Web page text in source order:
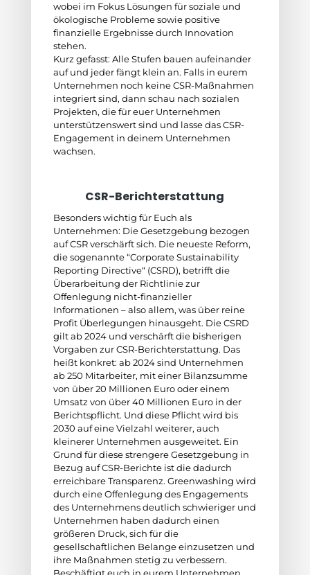
wobei im Fokus Lösungen für soziale und
ökologische Probleme sowie positive
finanzielle Ergebnisse durch Innovation
stehen.
Kurz gefasst: Alle Stufen bauen aufeinander
auf und jeder fängt klein an. Falls in eurem
Unternehmen noch keine CSR-Maßnahmen
integriert sind, dann schau nach sozialen
Projekten, die für euer Unternehmen
unterstützenswert sind und lasse das CSR-
Engagement in deinem Unternehmen
wachsen.
CSR-Berichterstattung
Besonders wichtig für Euch als
Unternehmen: Die Gesetzgebung bezogen
auf CSR verschärft sich. Die neueste Reform,
die sogenannte “Corporate Sustainability
Reporting Directive“ (CSRD), betrifft die
Überarbeitung der Richtlinie zur
Offenlegung nicht-finanzieller
Informationen – also allem, was über reine
Profit Überlegungen hinausgeht. Die CSRD
gilt ab 2024 und verschärft die bisherigen
Vorgaben zur CSR-Berichterstattung. Das
heißt konkret: ab 2024 sind Unternehmen
ab 250 Mitarbeiter, mit einer Bilanzsumme
von über 20 Millionen Euro oder einem
Umsatz von über 40 Millionen Euro in der
Berichtspflicht. Und diese Pflicht wird bis
2030 auf eine Vielzahl weiterer, auch
kleinerer Unternehmen ausgeweitet. Ein
Grund für diese strengere Gesetzgebung in
Bezug auf CSR-Berichte ist die dadurch
erreichbare Transparenz. Greenwashing wird
durch eine Offenlegung des Engagements
des Unternehmens deutlich schwieriger und
Unternehmen haben dadurch einen
größeren Druck, sich für die
gesellschaftlichen Belange einzusetzen und
ihre Maßnahmen stetig zu verbessern.